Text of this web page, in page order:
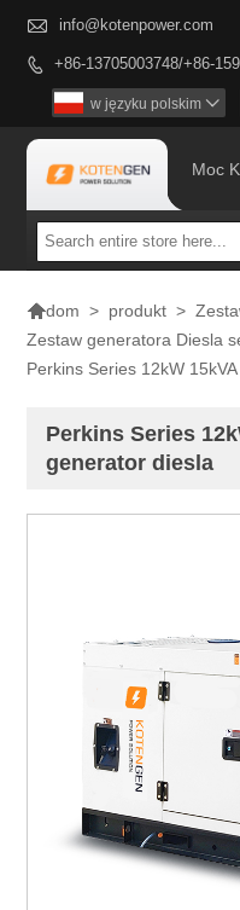
 info@kotenpower.com
 +86-13705003748/+86-
w języku polskim 
Moc
dom > produkt >
Zestaw generatora Diesla
Perkins Series 12kW
Perkins Series
generator diesla